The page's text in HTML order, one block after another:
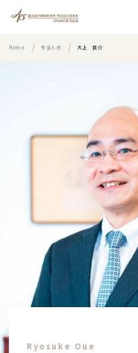
Home 专业人员 大上 良介
Ryosuke Oue